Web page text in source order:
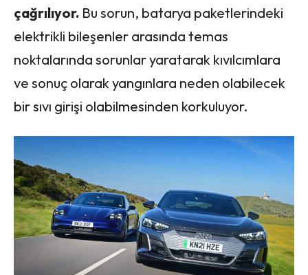
çağrılıyor. Bu sorun, batarya paketlerindeki
elektrikli bileşenler arasında temas
noktalarında sorunlar yaratarak kıvılcımlara
ve sonuç olarak yangınlara neden olabilecek
bir sıvı girişi olabilmesinden korkuluyor.